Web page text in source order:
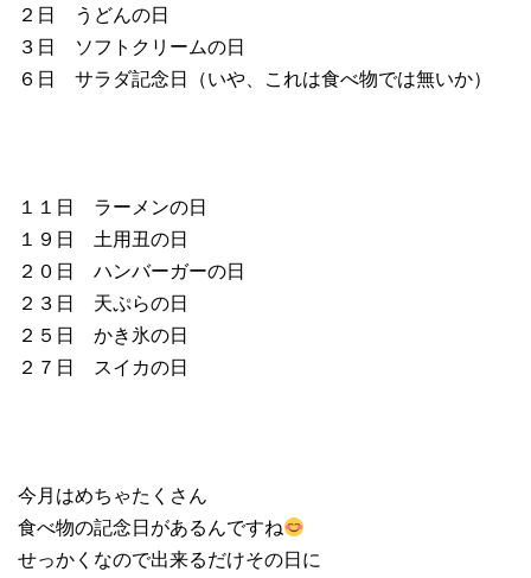
２日 うどんの日
３日 ソフトクリームの日
６日 サラダ記念日（いや、これは食べ物では無いか）
１１日 ラーメンの日
１９日 土用丑の日
２０日 ハンバーガーの日
２３日 天ぷらの日
２５日 かき氷の日
２７日 スイカの日
今月はめちゃたくさん
食べ物の記念日があるんですね
せっかくなので出来るだけその日に